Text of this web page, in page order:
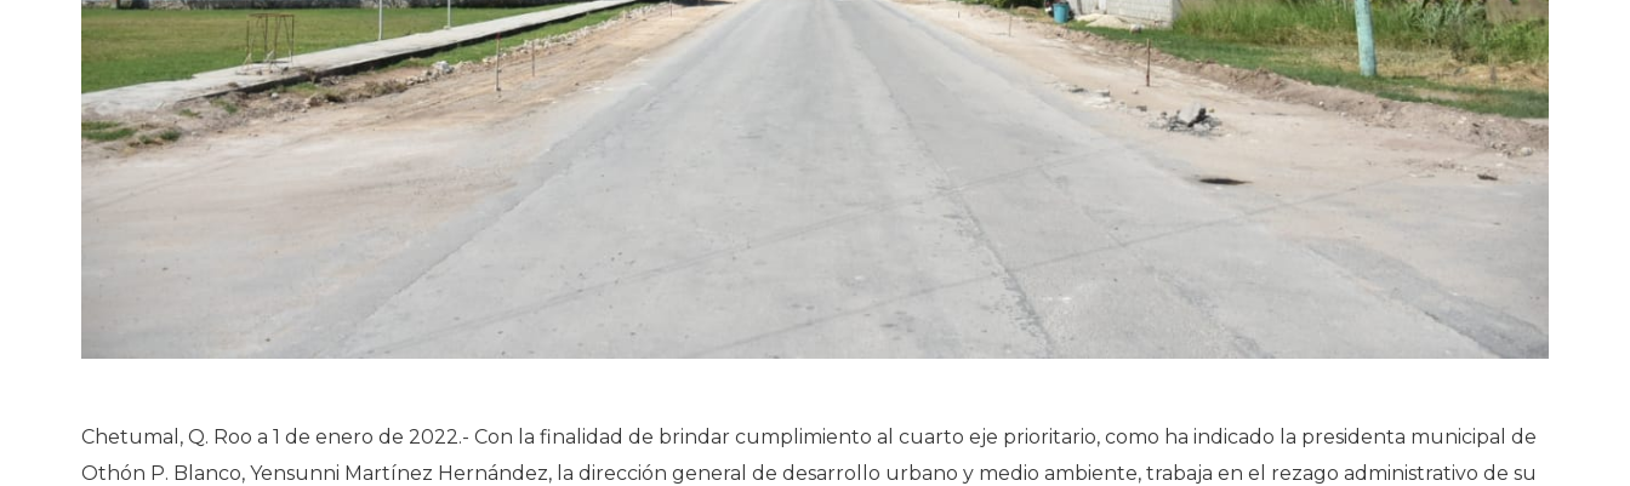
Chetumal, Q. Roo a 1 de enero de 2022.- Con la finalidad de brindar cumplimiento al cuarto eje prioritario, como ha indicado la presidenta municipal de
Othón P. Blanco, Yensunni Martínez Hernández, la dirección general de desarrollo urbano y medio ambiente, trabaja en el rezago administrativo de su